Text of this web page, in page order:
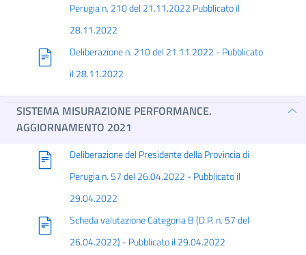
Perugia n. 210 del 21.11.2022 Pubblicato il
28.11.2022
Deliberazione n. 210 del 21.11.2022 - Pubblicato
il 28.11.2022
SISTEMA MISURAZIONE PERFORMANCE.
AGGIORNAMENTO 2021
Deliberazione del Presidente della Provincia di
Perugia n. 57 del 26.04.2022 - Pubblicato il
29.04.2022
Scheda valutazione Categoria B (D.P. n. 57 del
26.04.2022) - Pubblicato il 29.04.2022